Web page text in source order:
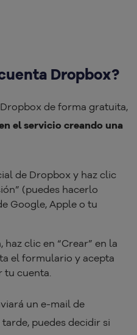
Dropbox?
de forma gratuita,
el servicio creando una
de Dropbox y haz clic
(puedes hacerlo
Google, Apple o tu
haz clic en “Crear” en la
el formulario y acepta
tu cuenta.
un e-mail de
puedes decidir si